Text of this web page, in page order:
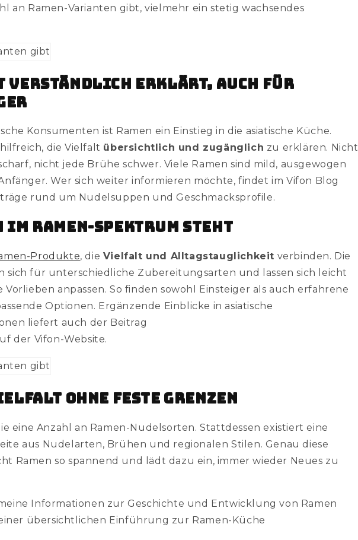
an Ramen-Varianten gibt, vielmehr ein stetig wachsendes
erklärt, auch für
Konsumenten ist Ramen ein Einstieg in die asiatische Küche.
die Vielfalt übersichtlich und zugänglich zu erklären. Nicht
nicht jede Brühe schwer. Viele Ramen sind mild, ausgewogen
Wer sich weiter informieren möchte, findet im Vifon Blog
rund um Nudelsuppen und Geschmacksprofile.
im Ramen-Spektrum steht
Produkte, die Vielfalt und Alltagstauglichkeit verbinden. Die
sich für unterschiedliche Zubereitungsarten und lassen sich leicht
Vorlieben anpassen. So finden sowohl Einsteiger als auch erfahrene
Optionen. Ergänzende Einblicke in asiatische
liefert auch der Beitrag
der Vifon-Website.
ohne feste Grenzen
eine Anzahl an Ramen-Nudelsorten. Stattdessen existiert eine
aus Nudelarten, Brühen und regionalen Stilen. Genau diese
Ramen so spannend und lädt dazu ein, immer wieder Neues zu
Informationen zur Geschichte und Entwicklung von Ramen
übersichtlichen Einführung zur Ramen-Küche